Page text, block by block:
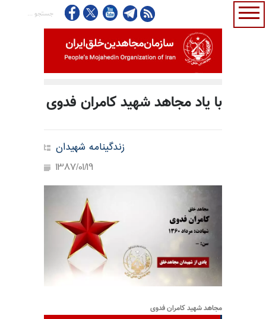
با یاد مجاهد شهید کامران فدوی
زندگینامه شهیدان
1387/01/19
مجاهد شهید کامران فدوی